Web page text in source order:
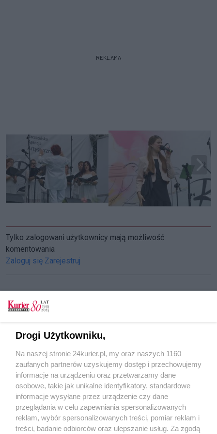
REKLAMA
Tylko zalogowani użytkownicy mają możliwość
komentowania
Zaloguj się Zarejestruj
CZYTAJ TAKŻE
W Różance "Zakochani są wśród nas" i "Ocalić
od zapomnienia" [GALERIA, FILM]
Różanka w Stargardzie obudziła się do życia.
Zachwyca każdego roku
W Różance "Zakochani są wśród nas" i "Ocalić
od zapomnienia" [GALERIA, FILM]
POGODA
Drogi Użytkowniku,
Na naszej stronie 24kurier.pl, my oraz naszych 1160
zaufanych partnerów uzyskujemy dostęp i przechowujemy
informacje na urządzeniu oraz przetwarzamy dane
osobowe, takie jak unikalne identyfikatory, standardowe
informacje wysyłane przez urządzenie czy dane
przeglądania w celu zapewniania spersonalizowanych
reklam, wybór spersonalizowanych treści, pomiar reklam i
treści, badanie odbiorców oraz ulepszanie usług. Za zgodą